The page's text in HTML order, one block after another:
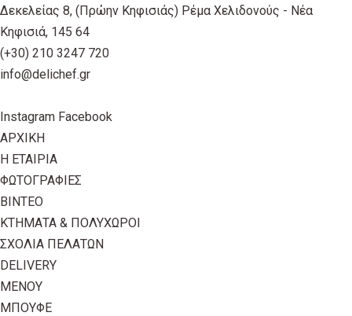
Δεκελείας 8, (Πρώην Κηφισιάς) Ρέμα Χελιδονούς - Νέα
Κηφισιά, 145 64
(+30) 210 3247 720
info@delichef.gr
Instagram Facebook
ΑΡΧΙΚΗ
Η ΕΤΑΙΡΙΑ
ΦΩΤΟΓΡΑΦΙΕΣ
ΒΙΝΤΕΟ
ΚΤΗΜΑΤΑ & ΠΟΛΥΧΩΡΟΙ
ΣΧΟΛΙΑ ΠΕΛΑΤΩΝ
DELIVERY
ΜΕΝΟΥ
ΜΠΟΥΦΕ